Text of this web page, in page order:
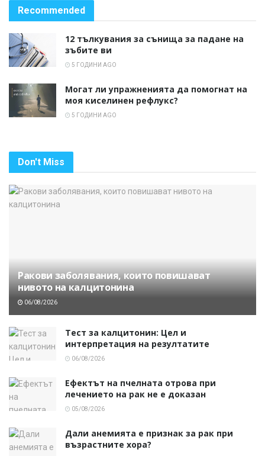
Recommended
12 тълкувания за сънища за падане на
зъбите ви
5 ГОДИНИ AGO
Могат ли упражненията да помогнат на
моя киселинен рефлукс?
5 ГОДИНИ AGO
Don't Miss
Ракови заболявания, които повишават
нивото на калцитонина
06/08/2026
Тест за калцитонин: Цел и
интерпретация на резултатите
06/08/2026
Ефектът на пчелната отрова при
лечението на рак не е доказан
05/08/2026
Дали анемията е признак за рак при
възрастните хора?